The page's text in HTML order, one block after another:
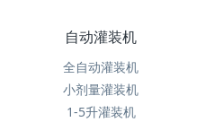
自动灌装机
全自动灌装机
小剂量灌装机
1-5升灌装机